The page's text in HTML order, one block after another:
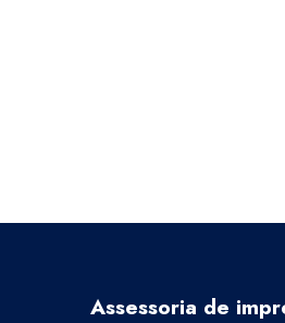
Assessoria de